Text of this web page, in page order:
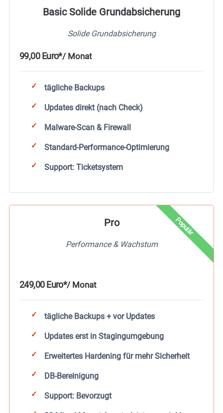
Basic Solide Grundabsicherung
Solide Grundabsicherung
99,00 Euro*/ Monat
tägliche Backups
Updates direkt (nach Check)
Malware-Scan & Firewall
Standard-Performance-Optimierung
Support: Ticketsystem
Pro
Performance & Wachstum
Populär
249,00 Euro*/ Monat
tägliche Backups + vor Updates
Updates erst in Stagingumgebung
Erweitertes Hardening für mehr Sicherheit
DB-Bereinigung
Support: Bevorzugt